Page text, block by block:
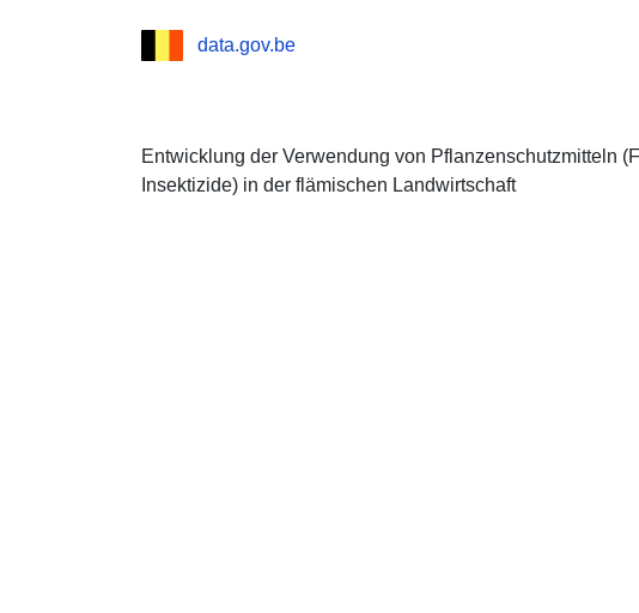
data.gov.be
Entwicklung der Verwendung von Pflanzenschutzmitteln
Insektizide) in der flämischen Landwirtschaft